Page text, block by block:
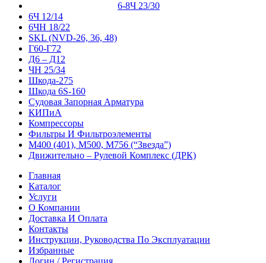
6-8Ч 23/30
6Ч 12/14
6ЧН 18/22
SKL (NVD-26, 36, 48)
Г60-Г72
Д6 – Д12
ЧН 25/34
Шкода-275
Шкода 6S-160
Судовая Запорная Арматура
КИПиА
Компрессоры
Фильтры И Фильтроэлементы
М400 (401), М500, М756 (“Звезда”)
Движительно – Рулевой Комплекс (ДРК)
Главная
Каталог
Услуги
О Компании
Доставка И Оплата
Контакты
Инструкции, Руководства По Эксплуатации
Избранные